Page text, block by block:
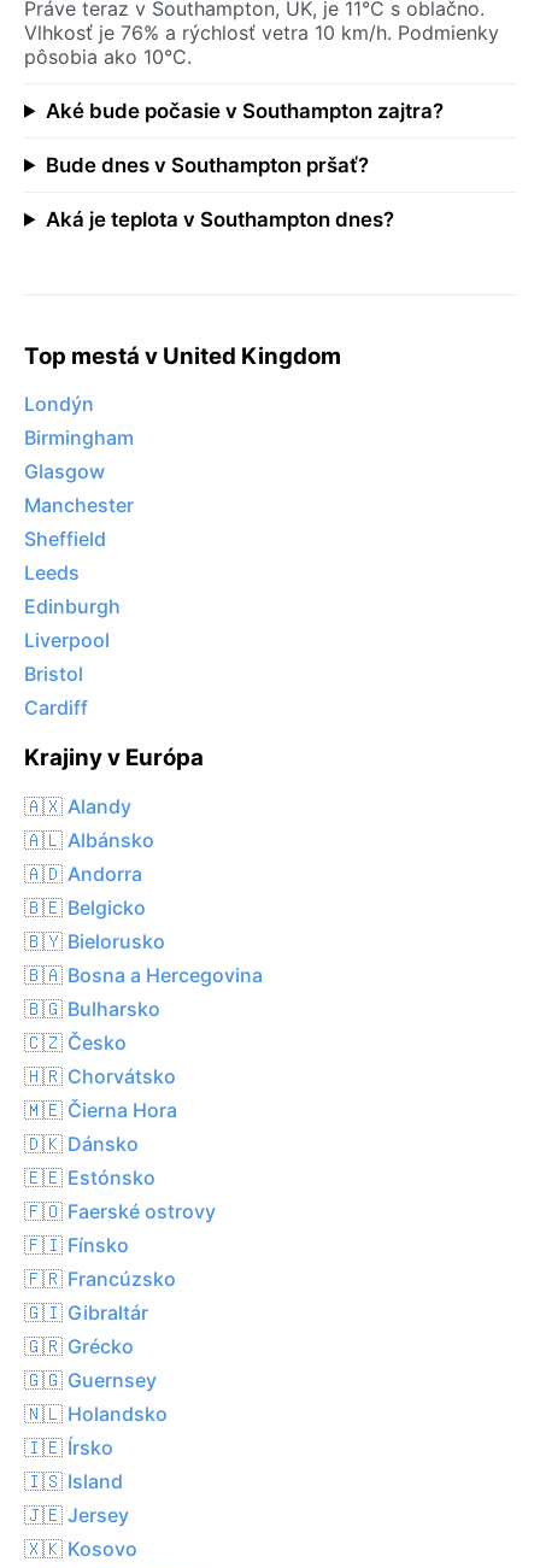
Práve teraz v Southampton, UK, je 11°C s oblačno.
Vlhkosť je 76% a rýchlosť vetra 10 km/h. Podmienky
pôsobia ako 10°C.
Aké bude počasie v Southampton zajtra?
Bude dnes v Southampton pršať?
Aká je teplota v Southampton dnes?
Top mestá v United Kingdom
Londýn
Birmingham
Glasgow
Manchester
Sheffield
Leeds
Edinburgh
Liverpool
Bristol
Cardiff
Krajiny v Európa
🇦🇽 Alandy
🇦🇱 Albánsko
🇦🇩 Andorra
🇧🇪 Belgicko
🇧🇾 Bielorusko
🇧🇦 Bosna a Hercegovina
🇧🇬 Bulharsko
🇨🇿 Česko
🇭🇷 Chorvátsko
🇲🇪 Čierna Hora
🇩🇰 Dánsko
🇪🇪 Estónsko
🇫🇴 Faerské ostrovy
🇫🇮 Fínsko
🇫🇷 Francúzsko
🇬🇮 Gibraltár
🇬🇷 Grécko
🇬🇬 Guernsey
🇳🇱 Holandsko
🇮🇪 Írsko
🇮🇸 Island
🇯🇪 Jersey
🇽🇰 Kosovo